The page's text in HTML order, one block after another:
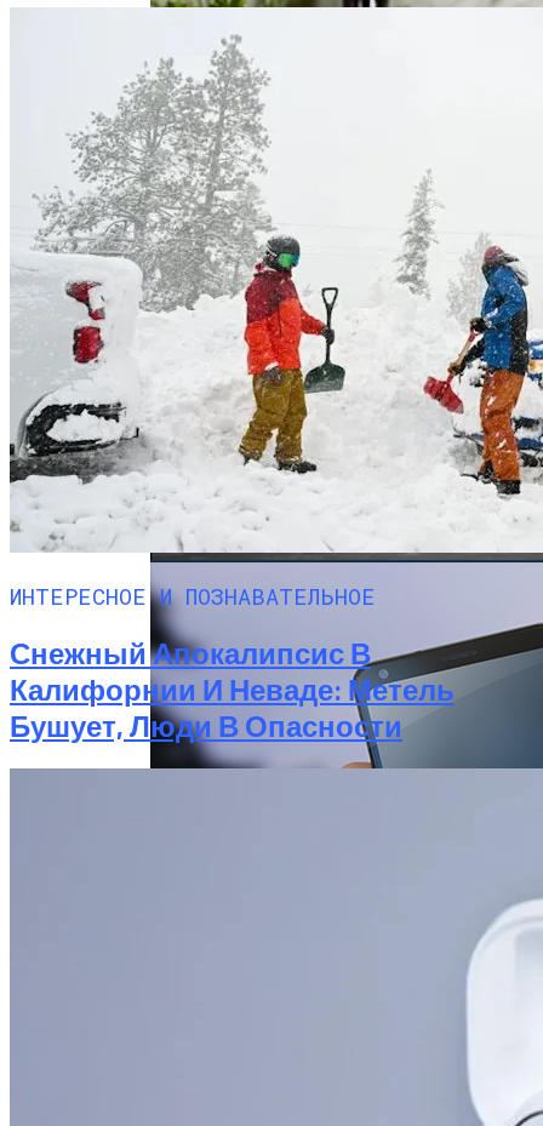
В Нидерландах Придумали Способ
Очистить Реки От Пластика
Идеальный Помощник На Кухне: Как
Выбрать Хороший Блендер
ИНТЕРЕСНОЕ И ПОЗНАВАТЕЛЬНОЕ
Снежный Апокалипсис В
Калифорнии И Неваде: Метель
Бушует, Люди В Опасности